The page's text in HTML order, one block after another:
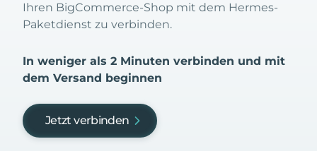
Ihren BigCommerce-Shop mit dem Hermes-
Paketdienst zu verbinden.
In weniger als 2 Minuten verbinden und mit
dem Versand beginnen
Jetzt verbinden